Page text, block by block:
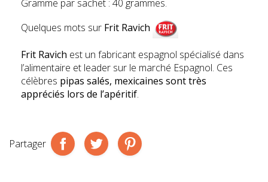
Gramme par sachet : 40 grammes.
Quelques mots sur Frit Ravich
Frit Ravich est un fabricant espagnol spécialisé dans
l’alimentaire et leader sur le marché Espagnol. Ces
célèbres pipas salés, mexicaines sont très
appréciés lors de l’apéritif.
Partager